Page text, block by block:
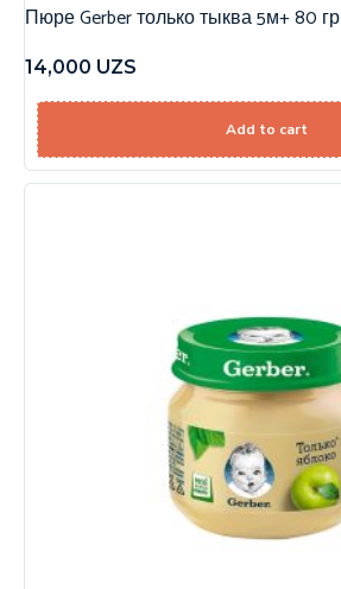
Пюре Gerber только тыква 5м+ 80 гр
14,000 UZS
Add to cart